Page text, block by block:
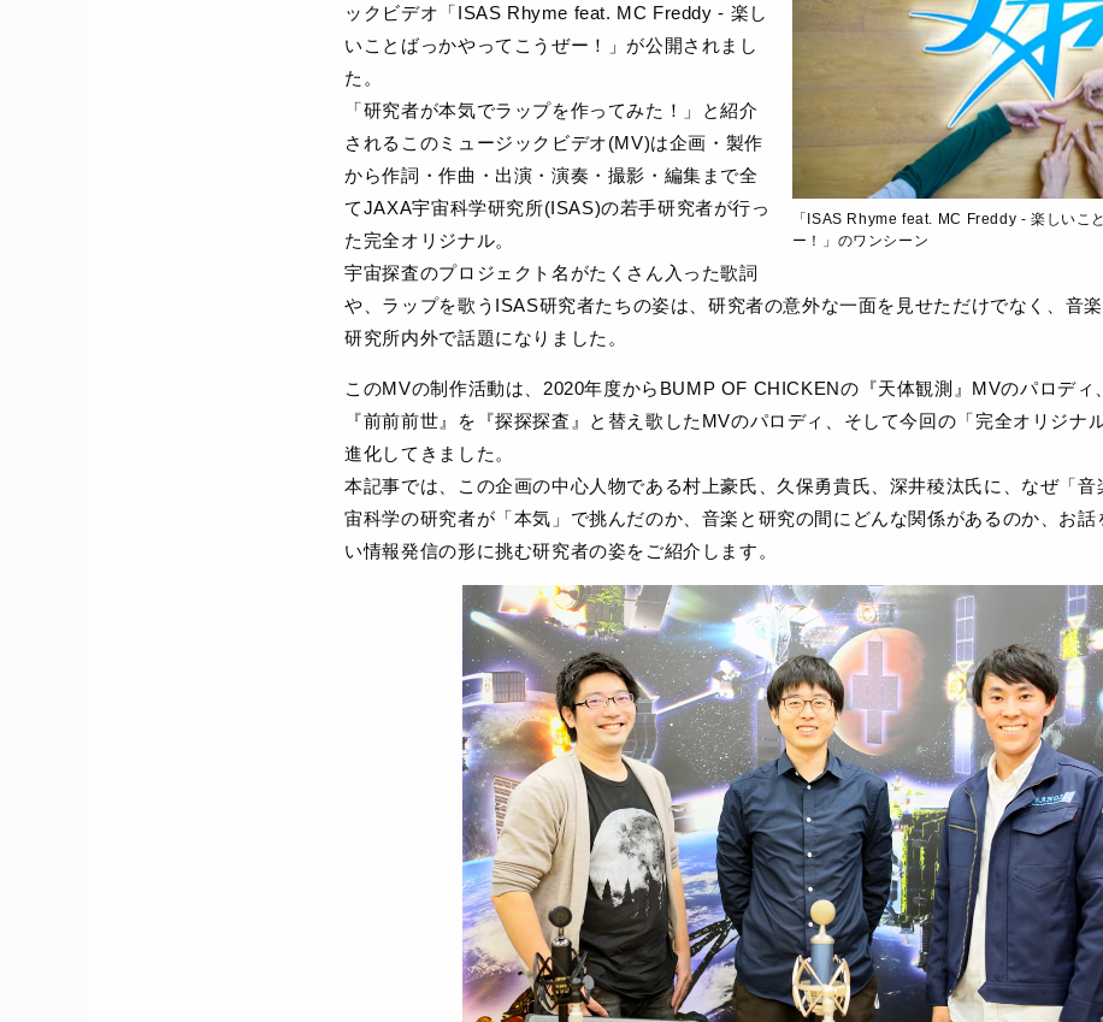
「ISAS Rhyme feat. MC Freddy - 楽しいこ
ー！」のワンシーン
ックビデオ「ISAS Rhyme feat. MC Freddy - 楽し
いことばっかやってこうぜー！」が公開されまし
た。
「研究者が本気でラップを作ってみた！」と紹介
されるこのミュージックビデオ(MV)は企画・製作
から作詞・作曲・出演・演奏・撮影・編集まで全
てJAXA宇宙科学研究所(ISAS)の若手研究者が行っ
た完全オリジナル。
宇宙探査のプロジェクト名がたくさん入った歌詞
や、ラップを歌うISAS研究者たちの姿は、研究者の意外な一面を見せただけでなく、音
研究所内外で話題になりました。
このMVの制作活動は、2020年度からBUMP OF CHICKENの『天体観測』MVのパロディ
『前前前世』を『探探探査』と替え歌したMVのパロディ、そして今回の「完全オリジナ
進化してきました。
本記事では、この企画の中心人物である村上豪氏、久保勇貴氏、深井稜汰氏に、なぜ「音
宙科学の研究者が「本気」で挑んだのか、音楽と研究の間にどんな関係があるのか、お話
い情報発信の形に挑む研究者の姿をご紹介します。